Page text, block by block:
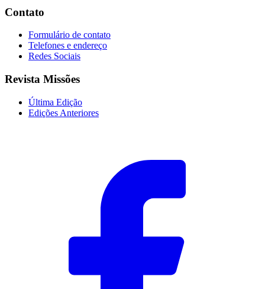
Contato
Formulário de contato
Telefones e endereço
Redes Sociais
Revista Missões
Última Edição
Edições Anteriores